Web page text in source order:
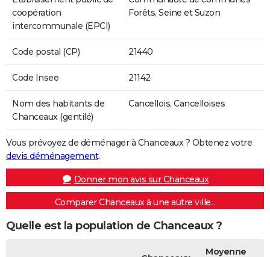
coopération
intercommunale (EPCI)
Forêts, Seine et Suzon
Code postal (CP) 21440
Code Insee 21142
Nom des habitants de
Chanceaux (gentilé)
Cancellois, Cancelloises
Vous prévoyez de déménager à Chanceaux ? Obtenez votre
devis déménagement.
Donner mon avis sur Chanceaux
Comparer Chanceaux à une autre ville...
Quelle est la population de Chanceaux ?
Moyenne